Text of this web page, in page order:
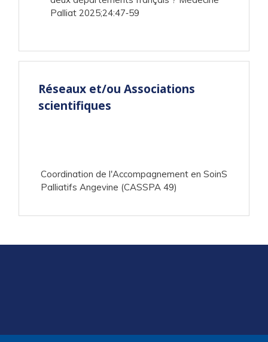
Palliat 2025;24:47‑59
Réseaux et/ou Associations
scientifiques
Coordination de l'Accompagnement en SoinS
Palliatifs Angevine (CASSPA 49)